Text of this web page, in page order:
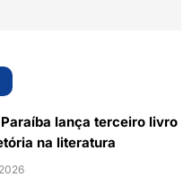
lança terceiro livro
na literatura